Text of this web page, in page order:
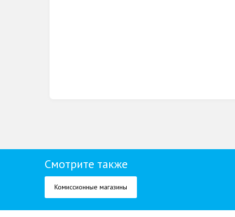
Смотрите также
Комиссионные магазины